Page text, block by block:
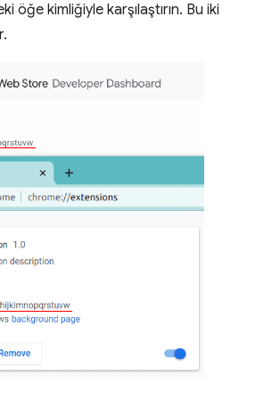
öğe kimliğiyle karşılaştırın. Bu iki